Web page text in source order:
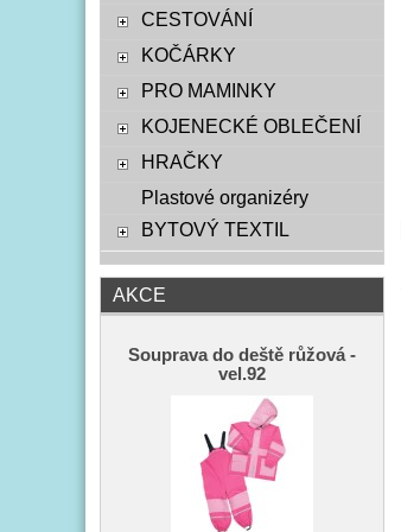
CESTOVÁNÍ
KOČÁRKY
PRO MAMINKY
KOJENECKÉ OBLEČENÍ
HRAČKY
Plastové organizéry
BYTOVÝ TEXTIL
AKCE
Souprava do deště růžová -
vel.92